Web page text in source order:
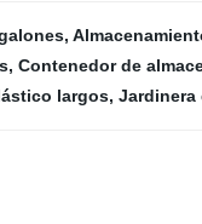
,
, Contenedor de
largos, Jardinera